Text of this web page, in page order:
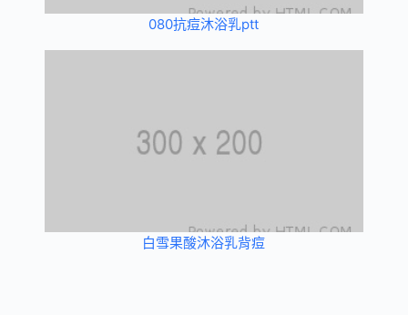
080抗痘沐浴乳ptt
白雪果酸沐浴乳背痘